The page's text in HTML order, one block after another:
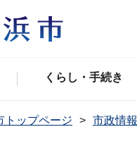
くらし・手続き
トップページ 市政情報